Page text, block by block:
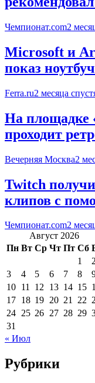
Чемпионат.com2
Microsoft и
показ
Ferra.ru2 месяца
На площадке
проходит
Вечерняя Москва2
Twitch
клипов с
Чемпионат.com2
Август 2026
Пн Вт Ср Чт Пт Сб
1
3
4 5 6 7 8
10 11 12 13 14 15
17 18 19 20 21 22
24 25 26 27 28 29
31
« Июл
Рубрики